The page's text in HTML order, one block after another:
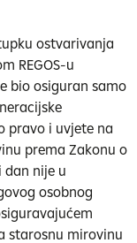
ostvarivanja
REGOS-u
bio osiguran samo
pravo i uvjete na
prema Zakonu o
dan nije u
osobnog
starosnu mirovinu